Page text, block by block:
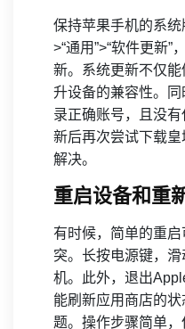
保持苹果手机的系统
>“通用”>“软件更新
新。系统更新不仅
升设备的兼容性。
录正确账号，且没
新后再次尝试下载
解决。
重启设备和重
有时候，简单的重
突。长按电源键，
机。此外，退出
能刷新应用商店的
题。操作步骤简单，